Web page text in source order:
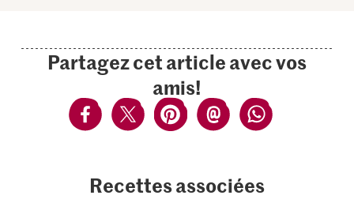
Partagez cet article avec vos
amis!
Recettes associées